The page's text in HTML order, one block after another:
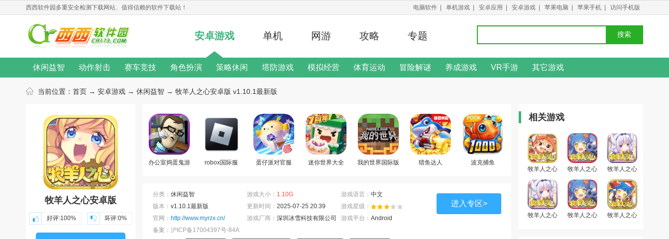
西西软件园 多重安全检测下载网站、值得信赖的软件下载站！ 电脑软件 单机游戏 安卓应用 安卓游戏 苹果电脑 苹果手机 访问手机版
安卓游戏 单机 网游 攻略 专题 搜索
休闲益智 动作射击 赛车竞技 角色扮演 策略休闲 塔防游戏 模拟经营 体育运动 冒险解谜 养成游戏 VR手游 其它游戏
无限金币 桌游游戏 单机游戏 汉化游戏 修改器
游戏新闻 游戏攻略 游戏心得 修改教程 游戏说明
游戏合集 游戏主题 游戏厂商
当前位置： 首页 → 安卓游戏 → 休闲益智 → 牧羊人之心安卓版 v1.10.1最新版
牧羊人之心安卓版
好评:100% 坏评:0%
办公室捣蛋鬼游
robox国际服 蛋仔派对官服 迷你世界大全 我的世界国际版 猎鱼达人 波克捕鱼
分类： 休闲益智 游戏大小： 1.10G 游戏语言： 中文
版本： v1.10.1最新版 更新时间： 2025-07-25 20:39
游戏星级：
官网： http://www.myrzx.cn/ 游戏厂商： 深圳冰雪科技有限公司 游戏平台： Android
备案：沪ICP备17004397号-84A
进入专区>
相关游戏
牧羊人之心
牧羊人之心
牧羊人之心
牧羊人之心
牧羊人之心
牧羊人之心